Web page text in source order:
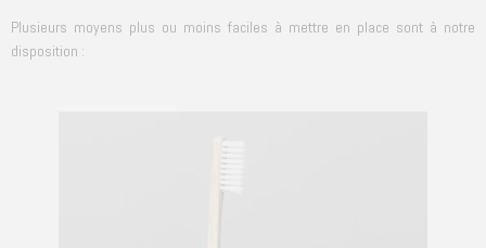
Plusieurs moyens plus ou moins faciles à mettre en place sont à notre
disposition :